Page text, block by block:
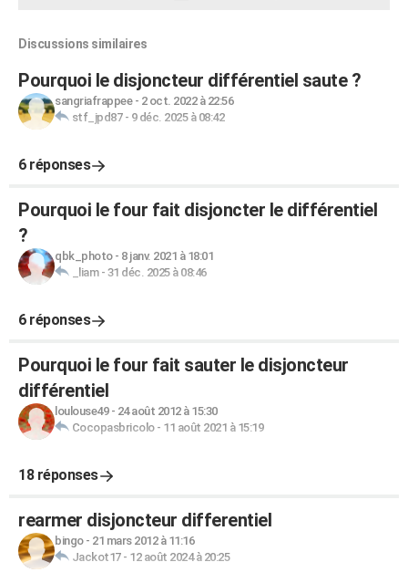
Discussions similaires
Pourquoi le disjoncteur différentiel saute ?
sangriafrappee- 2 oct. 2022 à 22:56
stf_jpd87- 9 déc. 2025 à 08:42
6 réponses
Pourquoi le four fait disjoncter le différentiel
?
qbk_photo- 8 janv. 2021 à 18:01
_liam- 31 déc. 2025 à 08:46
6 réponses
Pourquoi le four fait sauter le disjoncteur
différentiel
loulouse49- 24 août 2012 à 15:30
Cocopasbricolo- 11 août 2021 à 15:19
18 réponses
rearmer disjoncteur differentiel
bingo- 21 mars 2012 à 11:16
Jackot17- 12 août 2024 à 20:25